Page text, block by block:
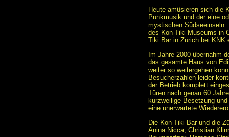
Heute amüsieren sich die
Punkmusik und der eine
mystischen
des Kon-Tiki Museums in
Tiki Bar in Zürich bei KNK
Im Jahre 2000 übernahm
das gesamte Haus von
weiter so weitergehen
Besucherzahlen leider
der Betrieb komplett
Türen nach genau 60
kurzweilige Besetzung
eine unerwartete
Die Kon-Tiki Bar und die
Anina Nicca, Christian